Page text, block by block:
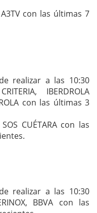
con las últimas 7
realizar a las 10:30
IBERDROLA
con las últimas 3
CUÉTARA con las
realizar a las 10:30
BBVA con las